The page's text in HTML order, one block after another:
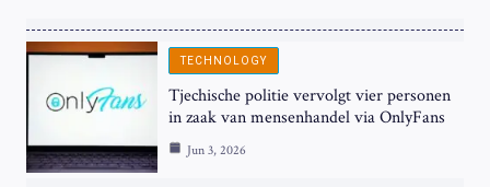
TECHNOLOGY
Tjechische politie vervolgt vier personen
in zaak van mensenhandel via OnlyFans
Jun 3, 2026